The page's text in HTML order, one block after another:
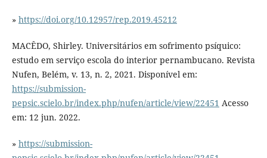
» https://doi.org/10.12957/rep.2019.45212
MACÊDO, Shirley. Universitários em sofrimento psíquico:
estudo em serviço escola do interior pernambucano. Revista
Nufen, Belém, v. 13, n. 2, 2021. Disponível em:
https://submission-
pepsic.scielo.br/index.php/nufen/article/view/22451 Acesso
em: 12 jun. 2022.
» https://submission-